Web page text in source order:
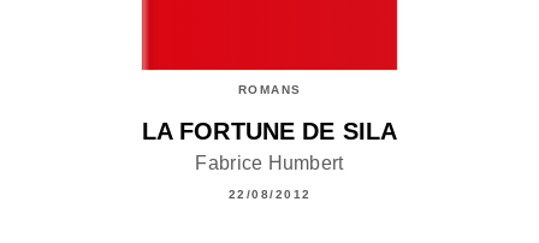
ROMANS
LA FORTUNE DE SILA
Fabrice Humbert
22/08/2012